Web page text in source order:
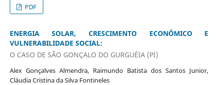
PDF
ENERGIA SOLAR, CRESCIMENTO ECONÔMICO E
VULNERABILIDADE SOCIAL:
O CASO DE SÃO GONÇALO DO GURGUÉIA (PI)
Alex Gonçalves Almendra, Raimundo Batista dos Santos Junior,
Cláudia Cristina da Silva Fontineles